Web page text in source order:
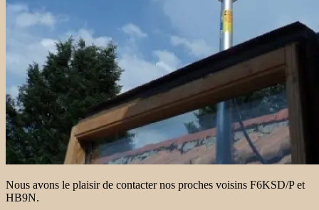
Nous avons le plaisir de contacter nos proches voisins F6KSD/P et
HB9N.